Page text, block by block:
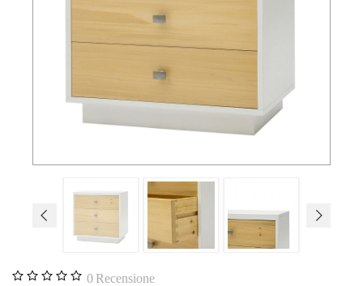
0 Recensione